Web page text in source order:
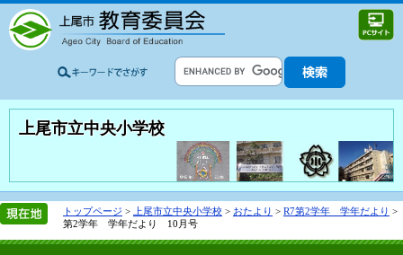
上尾市立中央小学校
トップページ > 上尾市立中央小学校 > おたより > R7第2学年 学年だより >
第2学年 学年だより 10月号